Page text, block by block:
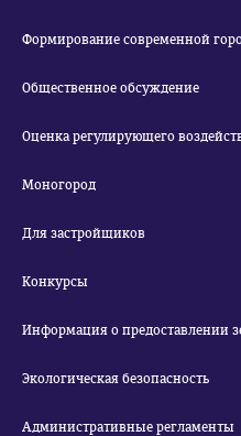
Формирование
Общественное обсуждение
Оценка регулирующего
Моногород
Для застройщиков
Конкурсы
Информация о предоставлении
Экологическая безопасность
Административные регламенты